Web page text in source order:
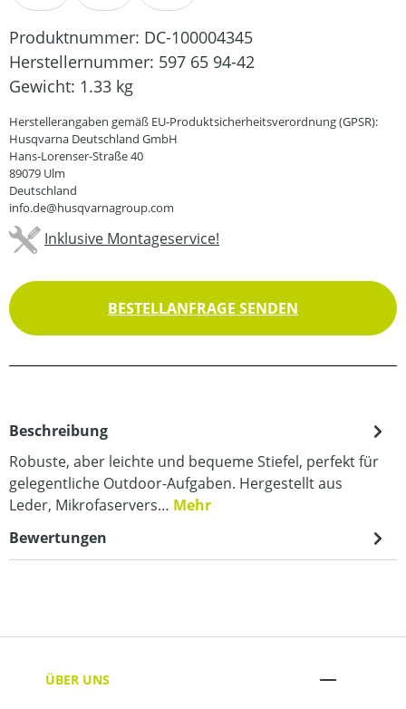
Produktnummer: DC-100004345
Herstellernummer: 597 65 94-42
Gewicht: 1.33 kg
Herstellerangaben gemäß EU-Produktsicherheitsverordnung (GPSR):
Husqvarna Deutschland GmbH
Hans-Lorenser-Straße 40
89079 Ulm
Deutschland
info.de@husqvarnagroup.com
Inklusive Montageservice!
BESTELLANFRAGE SENDEN
Beschreibung
Robuste, aber leichte und bequeme Stiefel, perfekt für
gelegentliche Outdoor-Aufgaben. Hergestellt aus
Leder, Mikrofaservers… Mehr
Bewertungen
ÜBER UNS